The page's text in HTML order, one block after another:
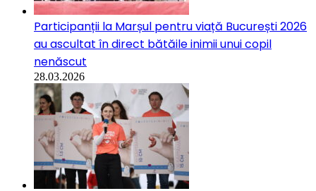
Participanții la Marșul pentru viață București 2026
au ascultat în direct bătăile inimii unui copil
nenăscut
28.03.2026